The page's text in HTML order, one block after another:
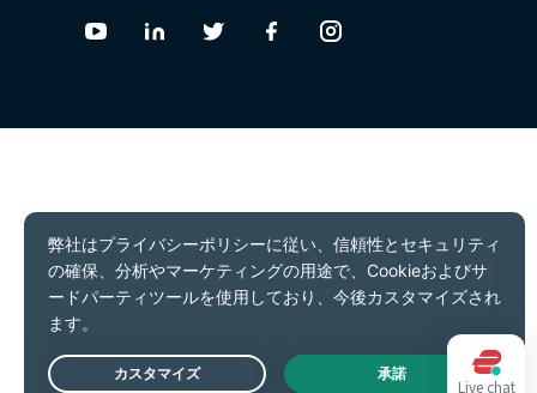
Youtube Linkedin Twitter FacebookInstagram
Live chat